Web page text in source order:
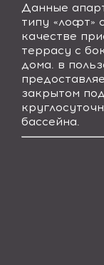
Данные
типу «лофт»
качестве
террасу с
дома. в
закрытом
бассейна.